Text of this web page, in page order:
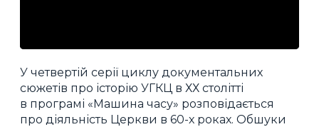
У четвертій серії циклу документальних
сюжетів про історію УГКЦ в ХХ столітті
в програмі «Машина часу» розповідається
про діяльність Церкви в 60-х роках. Обшуки